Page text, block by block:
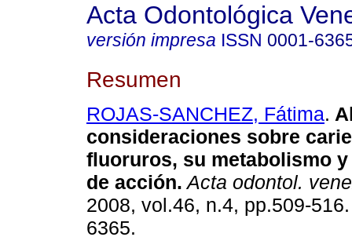
Acta Odontológica
versión impresa ISSN 0001-
Resumen
ROJAS-SANCHEZ, Fátima.
consideraciones sobre
fluoruros, su metabolismo
de acción. Acta odontol.
2008, vol.46, n.4, pp.509-
6365.